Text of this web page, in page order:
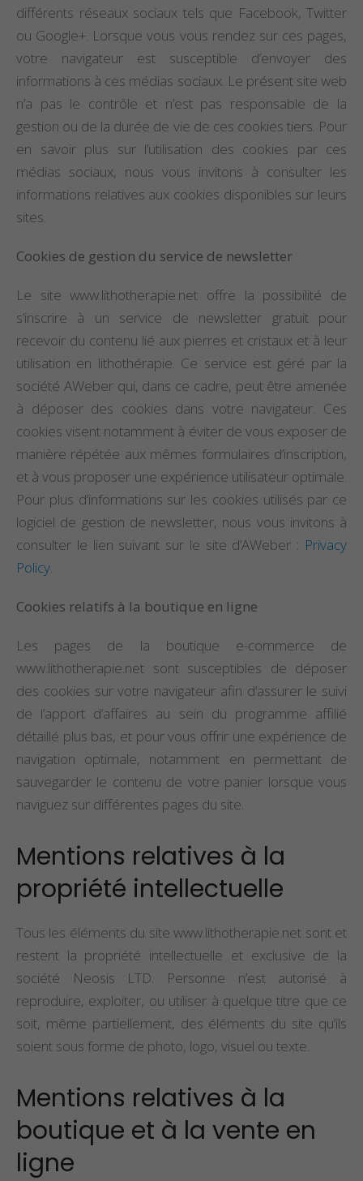
différents réseaux sociaux tels que Facebook, Twitter
ou Google+. Lorsque vous vous rendez sur ces pages,
votre navigateur est susceptible d’envoyer des
informations à ces médias sociaux. Le présent site web
n’a pas le contrôle et n’est pas responsable de la
gestion ou de la durée de vie de ces cookies tiers. Pour
en savoir plus sur l’utilisation des cookies par ces
médias sociaux, nous vous invitons à consulter les
informations relatives aux cookies disponibles sur leurs
sites.
Cookies de gestion du service de newsletter
Le site www.lithotherapie.net offre la possibilité de
s’inscrire à un service de newsletter gratuit pour
recevoir du contenu lié aux pierres et cristaux et à leur
utilisation en lithothérapie. Ce service est géré par la
société AWeber qui, dans ce cadre, peut être amenée
à déposer des cookies dans votre navigateur. Ces
cookies visent notamment à éviter de vous exposer de
manière répétée aux mêmes formulaires d’inscription,
et à vous proposer une expérience utilisateur optimale.
Pour plus d’informations sur les cookies utilisés par ce
logiciel de gestion de newsletter, nous vous invitons à
consulter le lien suivant sur le site d’AWeber : Privacy
Policy.
Cookies relatifs à la boutique en ligne
Les pages de la boutique e-commerce de
www.lithotherapie.net sont susceptibles de déposer
des cookies sur votre navigateur afin d’assurer le suivi
de l’apport d’affaires au sein du programme affilié
détaillé plus bas, et pour vous offrir une expérience de
navigation optimale, notamment en permettant de
sauvegarder le contenu de votre panier lorsque vous
naviguez sur différentes pages du site.
Mentions relatives à la
propriété intellectuelle
Tous les éléments du site www.lithotherapie.net sont et
restent la propriété intellectuelle et exclusive de la
société Neosis LTD. Personne n’est autorisé à
reproduire, exploiter, ou utiliser à quelque titre que ce
soit, même partiellement, des éléments du site qu’ils
soient sous forme de photo, logo, visuel ou texte.
Mentions relatives à la
boutique et à la vente en
ligne